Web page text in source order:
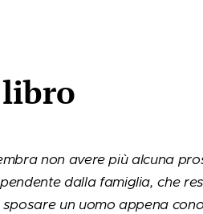
non avere più alcuna
dalla famiglia, che
un uomo appena